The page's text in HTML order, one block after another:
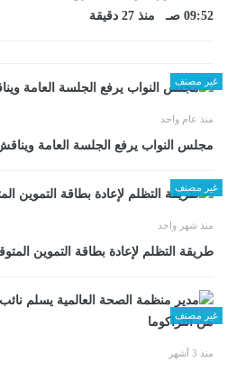
09:52 صـ منذ 27 دقيقة
غير مصنف
منذ عام واحد
مجلس النواب يرفع الجلسة العامة
غير مصنف
منذ شهر واحد
طريقة التظلم لإعادة بطاقة التموين
غير مصنف
منذ 3 أشهر